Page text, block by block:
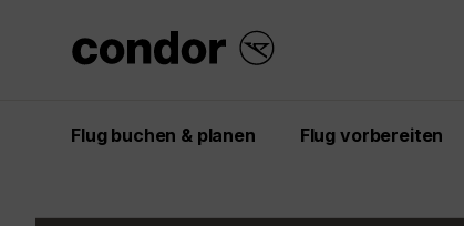
Flug buchen & planen Flug vorbereiten